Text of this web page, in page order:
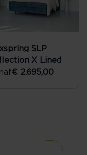
SLP
X Lined
€ 2.695,00